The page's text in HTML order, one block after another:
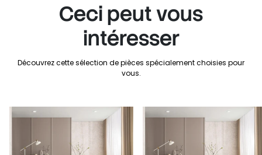
Ceci peut vous
intéresser
Découvrez cette sélection de pièces spécialement choisies pour
vous.